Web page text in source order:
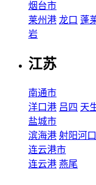
烟台市
莱州港 龙口 蓬
岩
江苏
南通市
洋口港 吕四 天
盐城市
滨海港 射阳河口
连云港市
连云港 燕尾